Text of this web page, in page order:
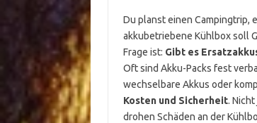
Du planst einen Campingtrip,
akkubetriebene Kühlbox soll
Frage ist: Gibt es
Oft sind Akku-Packs fest
wechselbare Akkus oder
Kosten und Sicherheit.
drohen Schäden an der